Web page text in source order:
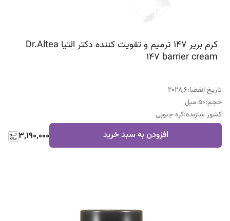
کرم بریر 147 ترمیم و تقویت کننده دکتر التیا Dr.Altea
147 barrier cream
تاریخ انقضا:
2028,6
حجم:50 میل
کشور سازنده:کره جنوبی
3,190,000 افزودن به سبد خرید